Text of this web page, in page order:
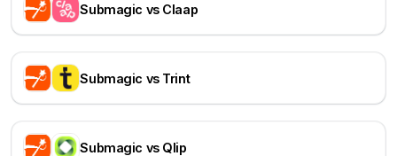
Submagic vs Claap
Submagic vs Trint
Submagic vs Qlip